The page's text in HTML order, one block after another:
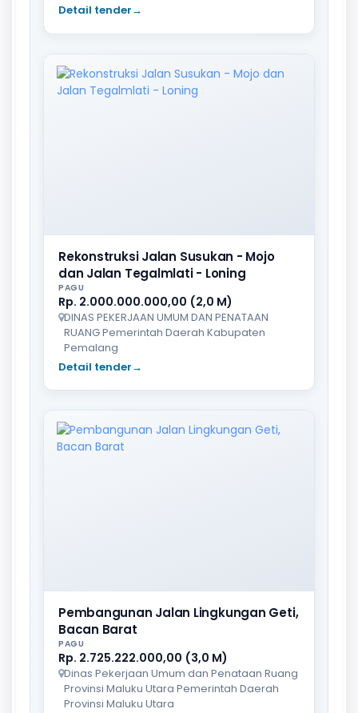
Detail tender→
Rekonstruksi Jalan Susukan - Mojo
dan Jalan Tegalmlati - Loning
PAGU
Rp. 2.000.000.000,00 (2,0 M)
DINAS PEKERJAAN UMUM DAN PENATAAN
RUANG Pemerintah Daerah Kabupaten
Pemalang
Detail tender→
Pembangunan Jalan Lingkungan Geti,
Bacan Barat
PAGU
Rp. 2.725.222.000,00 (3,0 M)
Dinas Pekerjaan Umum dan Penataan Ruang
Provinsi Maluku Utara Pemerintah Daerah
Provinsi Maluku Utara